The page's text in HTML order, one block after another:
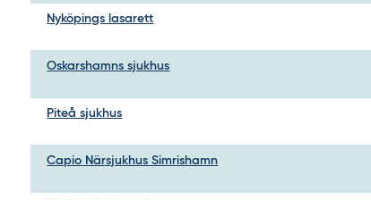
Nyköpings lasarett
Oskarshamns sjukhus
Piteå sjukhus
Capio Närsjukhus Simrishamn